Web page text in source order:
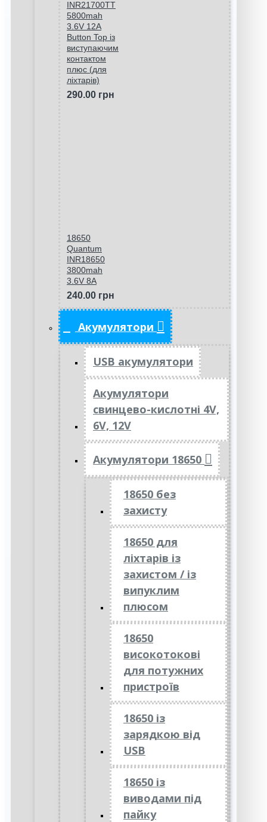
INR21700TT
5800mah
3.6V 12A
Button Top із
виступаючим
контактом
плюс (для
ліхтарів)
290.00 грн
18650
Quantum
INR18650
3800mah
3.6V 8A
240.00 грн
Акумулятори
USB акумулятори
Акумулятори
свинцево-кислотні 4V,
6V, 12V
Акумулятори 18650
18650 без
захисту
18650 для
ліхтарів із
захистом / із
випуклим
плюсом
18650
високотокові
для потужних
пристроїв
18650 із
зарядкою від
USB
18650 із
виводами під
пайку